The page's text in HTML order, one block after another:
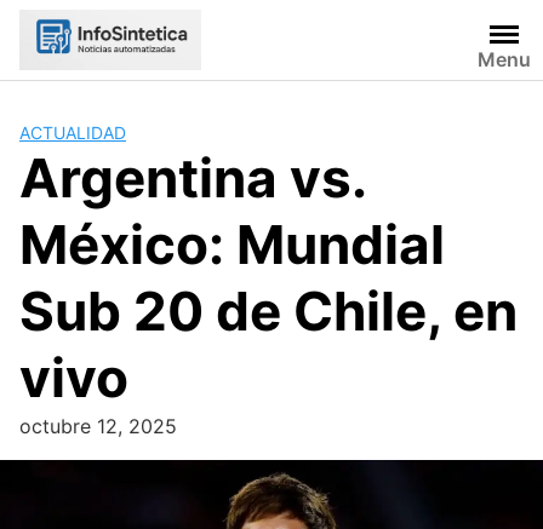
Skip
Menu
ACTUALIDAD
Argentina vs.
México: Mundial
Sub 20 de Chile, en
vivo
octubre 12, 2025